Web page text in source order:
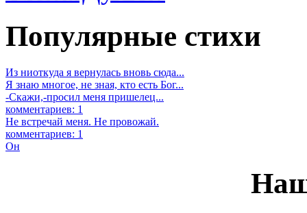
Популярные стихи
Из ниоткуда я вернулась вновь сюда...
Я знаю многое, не зная, кто есть Бог...
-Скажи,-просил меня пришелец...
комментариев: 1
Не встречай меня. Не провожай.
комментариев: 1
Он